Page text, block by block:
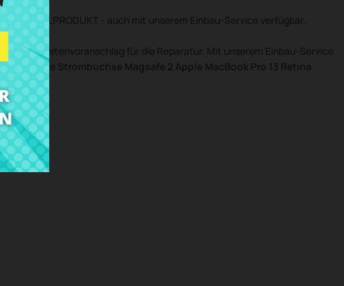
ORIGINALPRODUKT - auch mit unserem Einbau-Service verfügbar.
einen Kostenvoranschlag für die Reparatur. Mit unserem Einbau-Service
Strombuchse Magsafe 2 Apple MacBook Pro 13 Retina